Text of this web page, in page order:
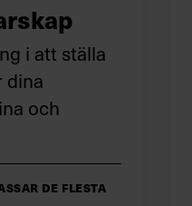
i att ställa
dina
och
de flesta